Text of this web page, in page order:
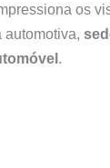
os
automotiva,
.